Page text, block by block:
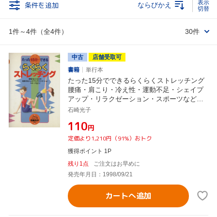
条件を追加
1件～4件（全4件）
ならびかえ
30件
中古
店舗受取可
書籍
単行本
たった15分でできるらくらくストレッチング
腰痛・肩こり・冷え性・運動不足・シェイプ
アップ・リラクゼーション・スポーツなど
に！
石崎光子
¥110円
定価より1,210円（91%）おトク
獲得ポイント 1P
残り1点
ご注文はお早めに
発売年月日：1998/09/21
カートへ追加